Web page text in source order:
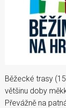
Běžecké trasy
většinu doby
Převážně na